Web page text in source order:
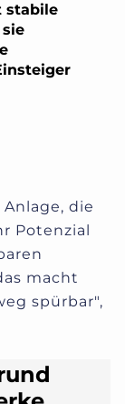
stabile
die
Potenzial
macht
spürbar",